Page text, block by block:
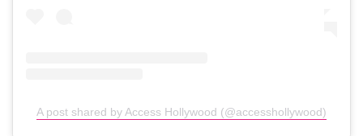
A post shared by Access Hollywood (@accesshollywood)